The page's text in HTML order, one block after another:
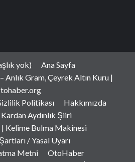
yok)
Ana Sayfa
Anlık Gram, Çeyrek Altın Kuru |
Politikası
Hakkımızda
Kardan Aydınlık Şiiri
Kelime Bulma Makinesi
/ Yasal Uyarı
Metni
OtoHaber